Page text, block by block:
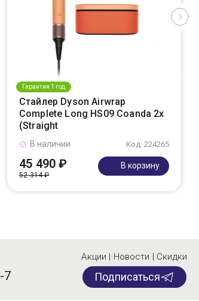
Гарантия 1 год
Стайлер Dyson Airwrap
Complete Long HS09 Coanda 2x
(Straight
Код: 224265
В наличии
45 490 ₽
52 314 ₽
В корзину
7
Акции | Новости | Скидки
Подписаться